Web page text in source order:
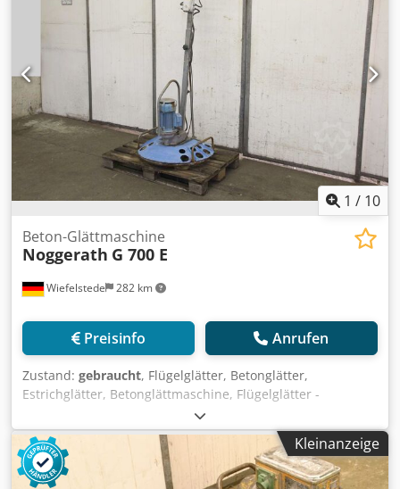
1 / 10
Wiefelstede 282 km
Beton-Glättmaschine
Noggerath G 700 E
Preisinfo Anrufen
Zustand: gebraucht, Flügelglätter, Betonglätter,
Estrichglätter, Betonglättmaschine, Flügelglätter -
Hersteller: Noggerath, Handgeführte Beton Glättmaschine
Typ G 700 E -E-Motor: 2,0 / 1,35 kW -Tellerdurchmesser:
700 mm -Transportabmessung: 1040/780/H1300 mm -
Gewicht: 69 kg Crodpfx Asg T I Nwjg Isf
Kleinanzeige